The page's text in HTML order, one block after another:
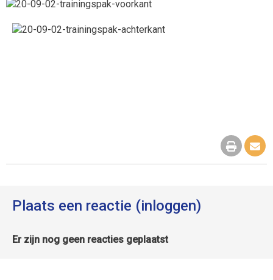
Plaats een reactie (inloggen)
Er zijn nog geen reacties geplaatst